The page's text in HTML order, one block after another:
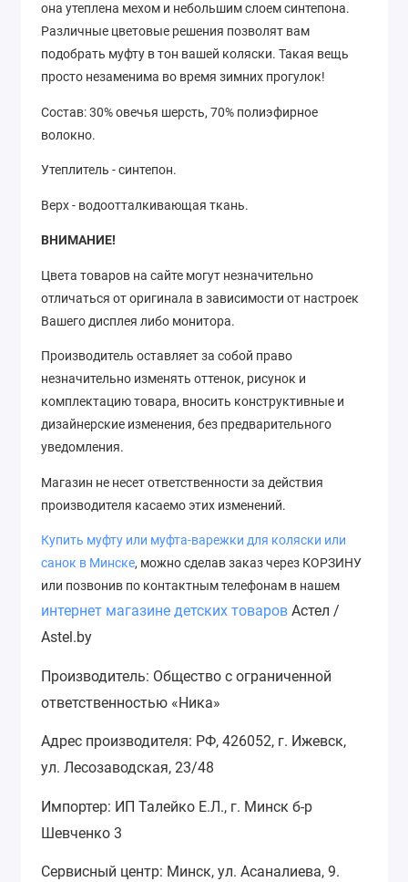
она утеплена мехом и небольшим слоем синтепона.
Различные цветовые решения позволят вам
подобрать муфту в тон вашей коляски. Такая вещь
просто незаменима во время зимних прогулок!
Состав: 30% овечья шерсть, 70% полиэфирное
волокно.
Утеплитель - синтепон.
Верх - водоотталкивающая ткань.
ВНИМАНИЕ!
Цвета товаров на сайте могут незначительно
отличаться от оригинала в зависимости от настроек
Вашего дисплея либо монитора.
Производитель оставляет за собой право
незначительно изменять оттенок, рисунок и
комплектацию товара, вносить конструктивные и
дизайнерские изменения, без предварительного
уведомления.
Магазин не несет ответственности за действия
производителя касаемо этих изменений.
Купить муфту или муфта-варежки для коляски или
санок в Минске, можно сделав заказ через КОРЗИНУ
или позвонив по контактным телефонам в нашем
интернет магазине детских товаров Астел /
Astel.by
Производитель: Общество с ограниченной
ответственностью «Ника»
Адрес производителя: РФ, 426052, г. Ижевск,
ул. Лесозаводская, 23/48
Импортер: ИП Талейко Е.Л., г. Минск б-р
Шевченко 3
Сервисный центр: Минск, ул. Асаналиева, 9.